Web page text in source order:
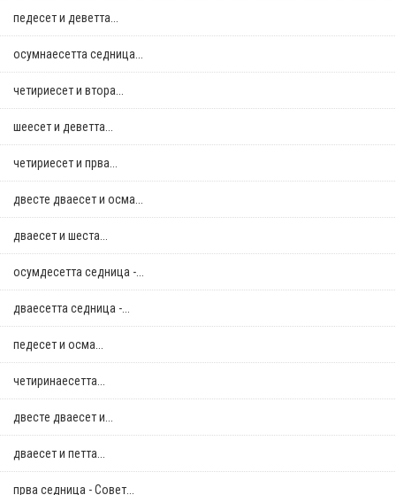
педесет и деветта...
осумнaесетта седница...
четириесет и втора...
шеесет и деветта...
четириесет и прва...
двестe дваесет и осма...
дваесет и шеста...
осумдесетта седница -...
дваесетта седница -...
педесет и осма...
четиринаесетта...
двестe дваесет и...
дваесет и петта...
прва седница - Совет...